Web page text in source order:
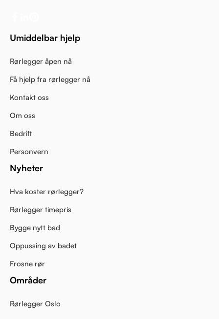
Umiddelbar hjelp
Rørlegger åpen nå
Få hjelp fra rørlegger nå
Kontakt oss
Om oss
Bedrift
Personvern
Nyheter
Hva koster rørlegger?
Rørlegger timepris
Bygge nytt bad
Oppussing av badet
Frosne rør
Områder
Rørlegger Oslo